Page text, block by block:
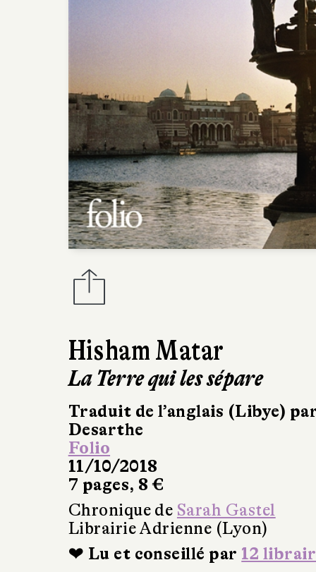
Hisham Matar
La Terre qui les sépare
Traduit de l’anglais (Libye)
Desarthe
Folio
11/10/2018
7 pages, 8 €
Chronique de Sarah Gastel
Librairie Adrienne (Lyon)
❤ Lu et conseillé par 12